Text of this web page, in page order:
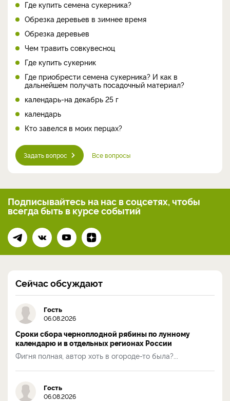
Где купить семена сукерника?
Обрезка деревьев в зимнее время
Обрезка деревьев
Чем травить совкувесноц
Где купить сукерник
Где приобрести семена сукерника? И как в
дальнейшем получать посадочный материал?
календарь-на декабрь 25 г
календарь
Кто завелся в моих перцах?
Задать вопрос Все вопросы
Подписывайтесь на нас в соцсетях, чтобы
всегдабыть в курсе событий
Сейчас обсуждают
Гость
06.08.2026
Сроки сбора черноплодной рябины по лунному
календарю и в отдельных регионах России
Фигня полная, автор хоть в огороде-то была?...
Гость
06.08.2026